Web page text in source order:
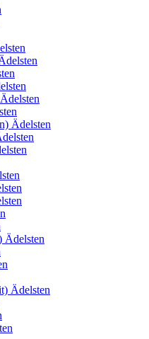
Ädelsten
Ädelsten
Ädelsten